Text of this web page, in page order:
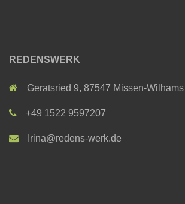
REDENSWERK
Geratsried 9, 87547 Missen-Wilhams
+49 1522 9597207
Irina@redens-werk.de